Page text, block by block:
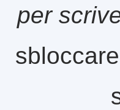
per